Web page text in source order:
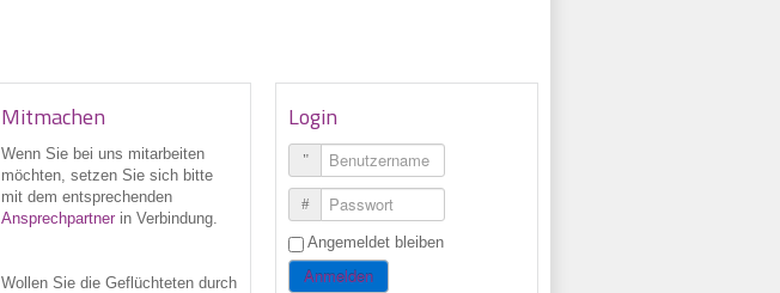
Mitmachen
Wenn Sie bei uns mitarbeiten
möchten, setzen Sie sich bitte
mit dem entsprechenden
Ansprechpartnerin Verbindung.
Wollen Sie die Geflüchteten durch
Login
Benutzername
Passwort
Angemeldet bleiben
Anmelden